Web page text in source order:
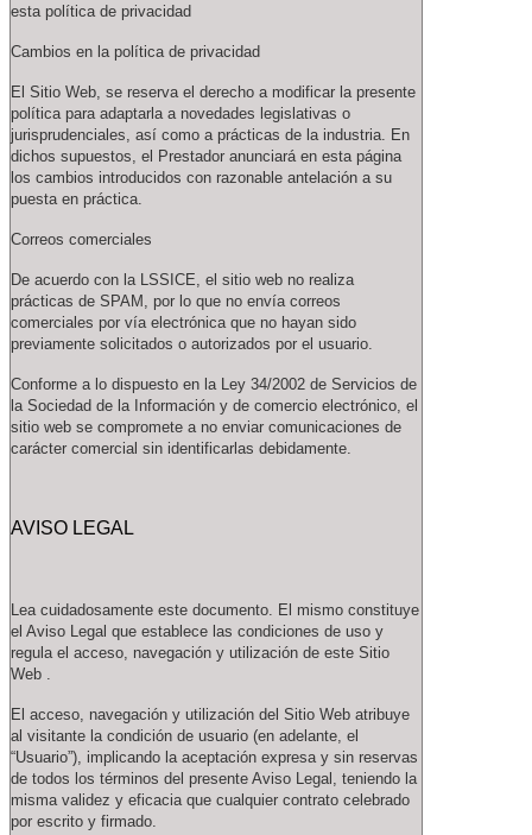
esta política de privacidad
Cambios en la política de privacidad
El Sitio Web, se reserva el derecho a modificar la presente
política para adaptarla a novedades legislativas o
jurisprudenciales, así como a prácticas de la industria. En
dichos supuestos, el Prestador anunciará en esta página
los cambios introducidos con razonable antelación a su
puesta en práctica.
Correos comerciales
De acuerdo con la LSSICE, el sitio web no realiza
prácticas de SPAM, por lo que no envía correos
comerciales por vía electrónica que no hayan sido
previamente solicitados o autorizados por el usuario.
Conforme a lo dispuesto en la Ley 34/2002 de Servicios de
la Sociedad de la Información y de comercio electrónico, el
sitio web se compromete a no enviar comunicaciones de
carácter comercial sin identificarlas debidamente.
AVISO LEGAL
Lea cuidadosamente este documento. El mismo constituye
el Aviso Legal que establece las condiciones de uso y
regula el acceso, navegación y utilización de este Sitio
Web .
El acceso, navegación y utilización del Sitio Web atribuye
al visitante la condición de usuario (en adelante, el
“Usuario”), implicando la aceptación expresa y sin reservas
de todos los términos del presente Aviso Legal, teniendo la
misma validez y eficacia que cualquier contrato celebrado
por escrito y firmado.